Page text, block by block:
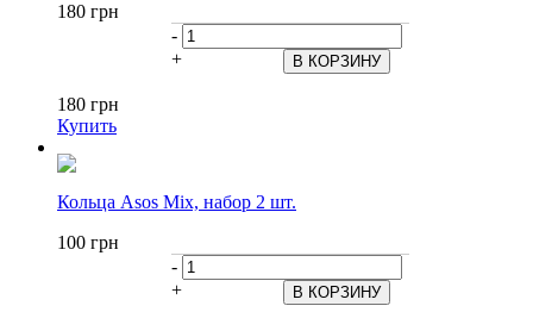
180 грн
-
+
180 грн
Купить
Кольца Аsos Mix, набор 2 шт.
100 грн
-
+